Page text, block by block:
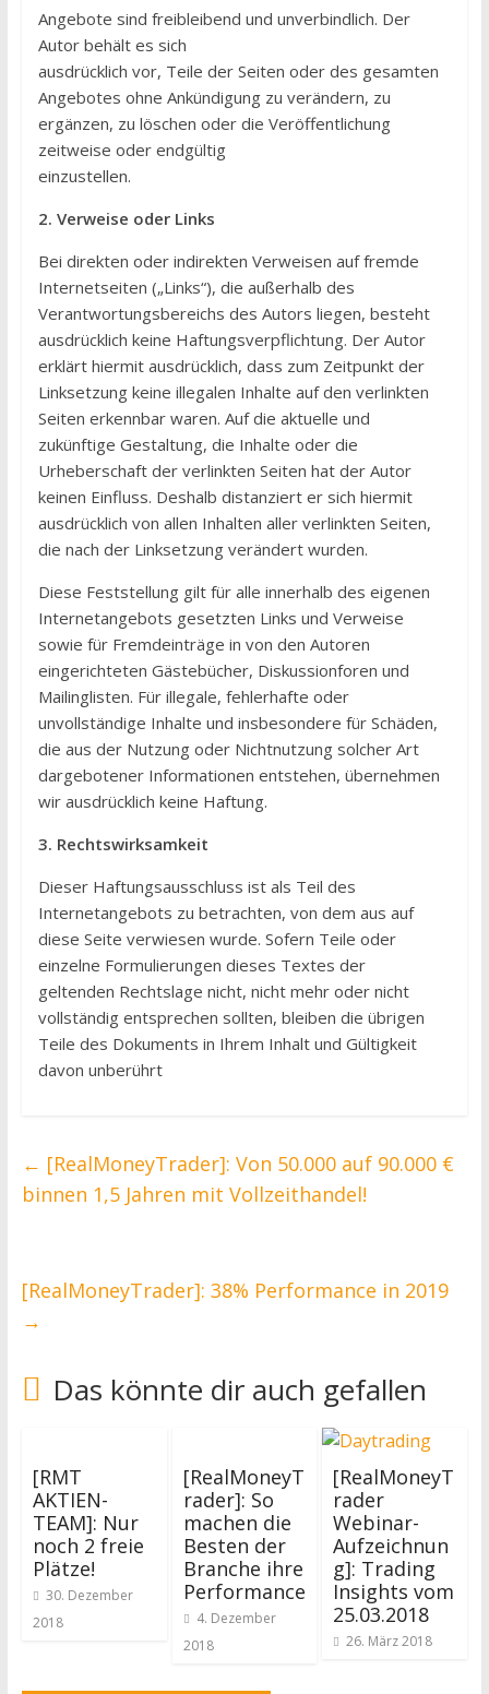
Angebote sind freibleibend und unverbindlich. Der
Autor behält es sich
ausdrücklich vor, Teile der Seiten oder des gesamten
Angebotes ohne Ankündigung zu verändern, zu
ergänzen, zu löschen oder die Veröffentlichung
zeitweise oder endgültig
einzustellen.
2. Verweise oder Links
Bei direkten oder indirekten Verweisen auf fremde
Internetseiten („Links“), die außerhalb des
Verantwortungsbereichs des Autors liegen, besteht
ausdrücklich keine Haftungsverpflichtung. Der Autor
erklärt hiermit ausdrücklich, dass zum Zeitpunkt der
Linksetzung keine illegalen Inhalte auf den verlinkten
Seiten erkennbar waren. Auf die aktuelle und
zukünftige Gestaltung, die Inhalte oder die
Urheberschaft der verlinkten Seiten hat der Autor
keinen Einfluss. Deshalb distanziert er sich hiermit
ausdrücklich von allen Inhalten aller verlinkten Seiten,
die nach der Linksetzung verändert wurden.
Diese Feststellung gilt für alle innerhalb des eigenen
Internetangebots gesetzten Links und Verweise
sowie für Fremdeinträge in von den Autoren
eingerichteten Gästebücher, Diskussionforen und
Mailinglisten. Für illegale, fehlerhafte oder
unvollständige Inhalte und insbesondere für Schäden,
die aus der Nutzung oder Nichtnutzung solcher Art
dargebotener Informationen entstehen, übernehmen
wir ausdrücklich keine Haftung.
3. Rechtswirksamkeit
Dieser Haftungsausschluss ist als Teil des
Internetangebots zu betrachten, von dem aus auf
diese Seite verwiesen wurde. Sofern Teile oder
einzelne Formulierungen dieses Textes der
geltenden Rechtslage nicht, nicht mehr oder nicht
vollständig entsprechen sollten, bleiben die übrigen
Teile des Dokuments in Ihrem Inhalt und Gültigkeit
davon unberührt
← [RealMoneyTrader]: Von 50.000 auf 90.000 €
binnen 1,5 Jahren mit Vollzeithandel!
[RealMoneyTrader]: 38% Performance in 2019
→
Das könnte dir auch gefallen
[RMT
AKTIEN-
TEAM]: Nur
noch 2 freie
Plätze!
30. Dezember
2018
[RealMoneyT
rader]: So
machen die
Besten der
Branche ihre
Performance
4. Dezember
2018
[RealMoneyT
rader
Webinar-
Aufzeichnun
g]: Trading
Insights vom
25.03.2018
26. März 2018